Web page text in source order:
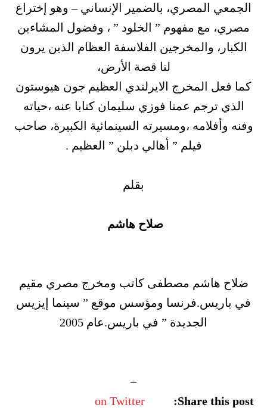
الجمعي المصري، بالضمير الإنساني – وهو إختراع
مصري، مع مفهوم ” الخلود ” ، وفضول المشاءين
الكبار، والمخرجين الفلاسفة العظام الذين يرون
لنا قصة الأرض،
كما فعل المخرج الايرلندي العظيم جون هيوستون
الذي ترجم عمنا فوزي سليمان كتابا عنه ،حياته
وفنه وأفلامه ،ومسيرته السينمائية الكبيرة، صاحب
فيلم ” أهالي دبلن ” العظيم .
بقلم
صلاح هاشم
ضلاح هاشم مصطفى كاتب ومخرج مصري مقيم
في باريس.فرنسا ومؤسس موقع ” سينما إيزيس
الجديدة ” في باريس.عام 2005
–
Share this post:
on Twitter